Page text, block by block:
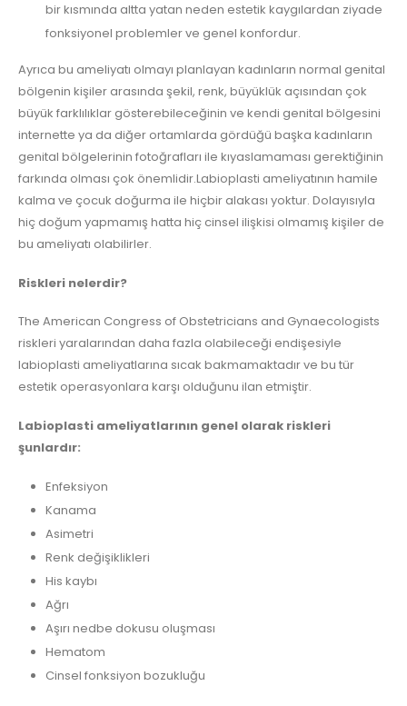
bir kısmında altta yatan neden estetik kaygılardan ziyade
fonksiyonel problemler ve genel konfordur.
Ayrıca bu ameliyatı olmayı planlayan kadınların normal genital
bölgenin kişiler arasında şekil, renk, büyüklük açısından çok
büyük farklılıklar gösterebileceğinin ve kendi genital bölgesini
internette ya da diğer ortamlarda gördüğü başka kadınların
genital bölgelerinin fotoğrafları ile kıyaslamaması gerektiğinin
farkında olması çok önemlidir.Labioplasti ameliyatının hamile
kalma ve çocuk doğurma ile hiçbir alakası yoktur. Dolayısıyla
hiç doğum yapmamış hatta hiç cinsel ilişkisi olmamış kişiler de
bu ameliyatı olabilirler.
Riskleri nelerdir?
The American Congress of Obstetricians and Gynaecologists
riskleri yaralarından daha fazla olabileceği endişesiyle
labioplasti ameliyatlarına sıcak bakmamaktadır ve bu tür
estetik operasyonlara karşı olduğunu ilan etmiştir.
Labioplasti ameliyatlarının genel olarak riskleri
şunlardır:
Enfeksiyon
Kanama
Asimetri
Renk değişiklikleri
His kaybı
Ağrı
Aşırı nedbe dokusu oluşması
Hematom
Cinsel fonksiyon bozukluğu